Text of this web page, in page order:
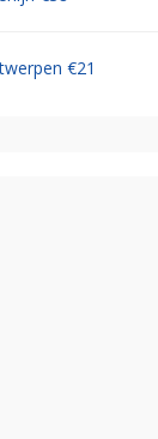
€21